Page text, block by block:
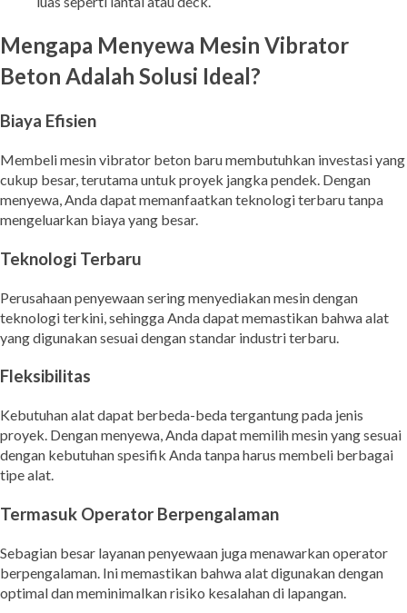
Mengapa Menyewa Mesin Vibrator
Beton Adalah Solusi Ideal?
Biaya Efisien
Membeli mesin vibrator beton baru membutuhkan investasi yang
cukup besar, terutama untuk proyek jangka pendek. Dengan
menyewa, Anda dapat memanfaatkan teknologi terbaru tanpa
mengeluarkan biaya yang besar.
Teknologi Terbaru
Perusahaan penyewaan sering menyediakan mesin dengan
teknologi terkini, sehingga Anda dapat memastikan bahwa alat
yang digunakan sesuai dengan standar industri terbaru.
Fleksibilitas
Kebutuhan alat dapat berbeda-beda tergantung pada jenis
proyek. Dengan menyewa, Anda dapat memilih mesin yang sesuai
dengan kebutuhan spesifik Anda tanpa harus membeli berbagai
tipe alat.
Termasuk Operator Berpengalaman
Sebagian besar layanan penyewaan juga menawarkan operator
berpengalaman. Ini memastikan bahwa alat digunakan dengan
optimal dan meminimalkan risiko kesalahan di lapangan.